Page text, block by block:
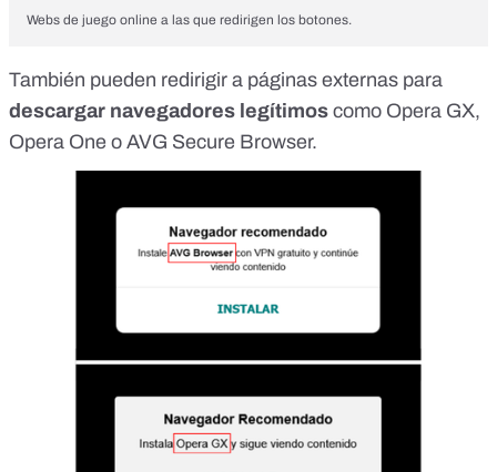
Webs de juego online a las que redirigen los botones.
También pueden redirigir a páginas externas para
descargar navegadores legítimos como Opera GX,
Opera One o AVG Secure Browser.